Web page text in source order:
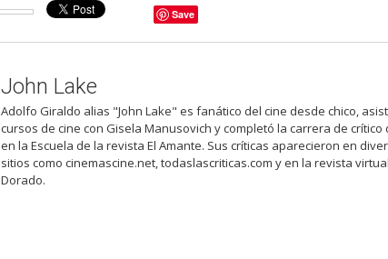
Save
John Lake
Adolfo Giraldo alias "John Lake" es fanático del cine desde chico,
cursos de cine con Gisela Manusovich y completó la carrera de crítico
en la Escuela de la revista El Amante. Sus críticas aparecieron en
sitios como cinemascine.net, todaslascriticas.com y en la revista
Dorado.